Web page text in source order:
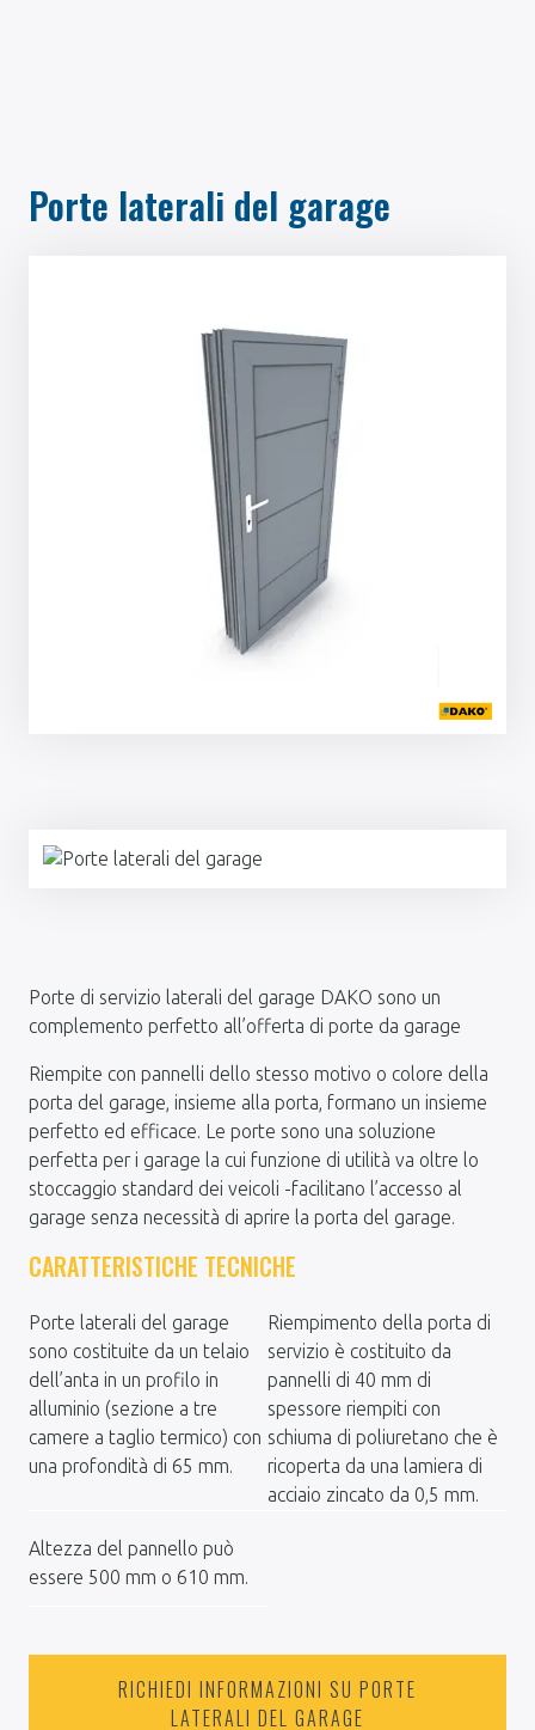
Porte laterali del garage
Porte di servizio laterali del garage DAKO sono un
complemento perfetto all’offerta di porte da garage
Riempite con pannelli dello stesso motivo o colore della
porta del garage, insieme alla porta, formano un insieme
perfetto ed efficace. Le porte sono una soluzione
perfetta per i garage la cui funzione di utilità va oltre lo
stoccaggio standard dei veicoli -facilitano l’accesso al
garage senza necessità di aprire la porta del garage.
CARATTERISTICHE TECNICHE
Porte laterali del garage
sono costituite da un telaio
dell’anta in un profilo in
alluminio (sezione a tre
camere a taglio termico) con
una profondità di 65 mm.
Riempimento della porta di
servizio è costituito da
pannelli di 40 mm di
spessore riempiti con
schiuma di poliuretano che è
ricoperta da una lamiera di
acciaio zincato da 0,5 mm.
Altezza del pannello può
essere 500 mm o 610 mm.
RICHIEDI INFORMAZIONI SU PORTE
LATERALI DEL GARAGE